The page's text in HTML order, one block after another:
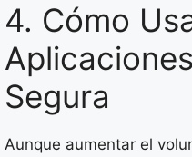
4. Cómo
Segura
Aunque aumentar el